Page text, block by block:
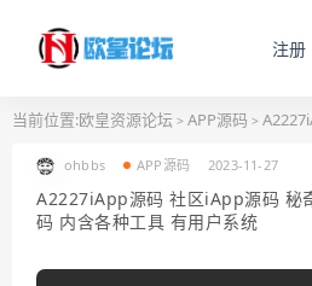
注册
当前位置:欧皇资源论坛 > APP源码 > A2227iApp源码
ohbbs APP源码 2023-11-27
A2227iApp源码 社区iApp源码 秘
码 内含各种工具 有用户系统